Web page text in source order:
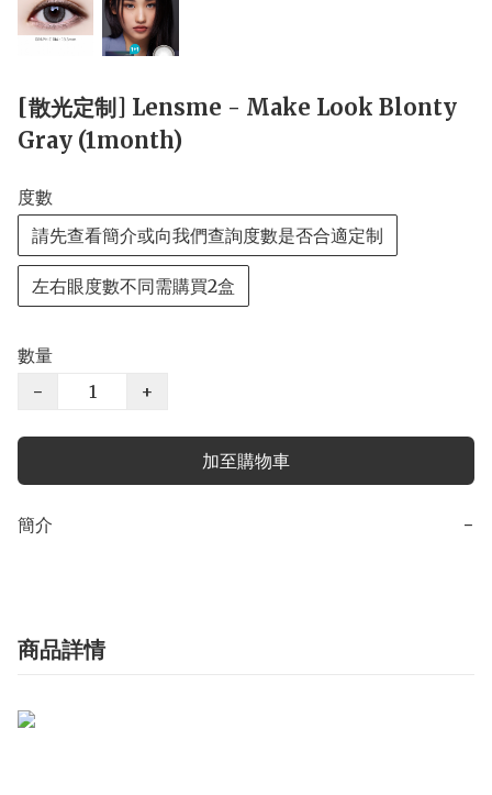
[散光定制] Lensme - Make Look Blonty
Gray (1month)
度數
請先查看簡介或向我們查詢度數是否合適定制
左右眼度數不同需購買2盒
數量
−
+
加至購物車
簡介 −
商品詳情